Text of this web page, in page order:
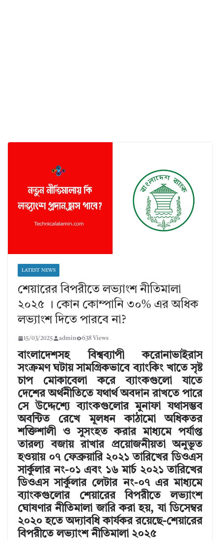
LATEST NEWS
শেয়ারের বিপরীতে লভ্যাংশ নীতিমালা
২০২৫ । কোন কোম্পানি ৩০% এর অধিক
লভ্যাংশ দিতে পারবে না?
15/03/2025 admin 638 Views
বাংলাদেশসহ বিশ্বব্যাপী করোনাভাইরাস
সংক্রমণ ঘটায় সামগ্রিকভাবে ব্যাংকিং খাতে সৃষ্ট
চাপ মোকাবেলা করে ব্যাংকগুলো যাতে
দেশের অর্থনীতিতে যথার্থ অবদান রাখতে পারে
সে উদ্দেশ্যে ব্যাংকগুলোর মুনাফা যথাসম্ভব
অবন্টিত রেখে মূলধন কাঠামো অধিকতর
শক্তিশালী ও সুসংহত করার মাধ্যমে পর্যাপ্ত
তারল্য বজায় রাখার প্রয়োজনীয়তা অনুভূত
হওয়ায় ০৭ ফেব্রুয়ারি ২০২১ তারিখের ডিওএস
সার্কুলার নং-০১ এবং ১৬ মার্চ ২০২১ তারিখের
ডিওএস সার্কুলার লেটার নং-০৭ এর মাধ্যমে
ব্যাংকগুলোর শেয়ারের বিপরীতে লভ্যাংশ
ঘোষণার নীতিমালা জারি করা হয়, যা ডিসেম্বর
২০২০ হতে অদ্যাবধি কার্যকর রয়েছে-শেয়ারের
বিপরীতে লভ্যাংশ নীতিমালা ২০২৫